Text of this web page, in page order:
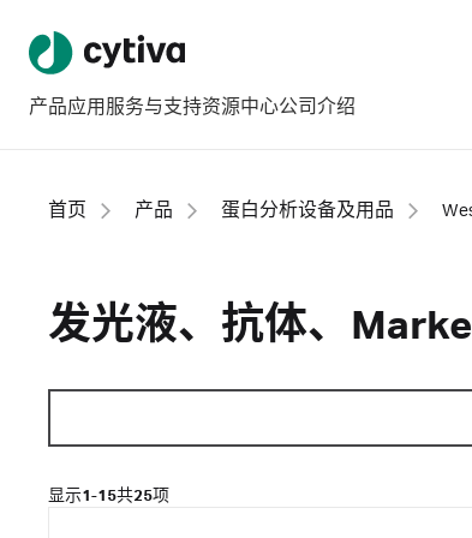
产品应用 服务与支持资源中心公司介绍
首页 产品 蛋白分析设备及用品
发光液、抗体、
显示1-15共25项